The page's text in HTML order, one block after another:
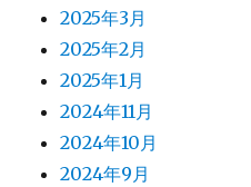
2025年3月
2025年2月
2025年1月
2024年11月
2024年10月
2024年9月